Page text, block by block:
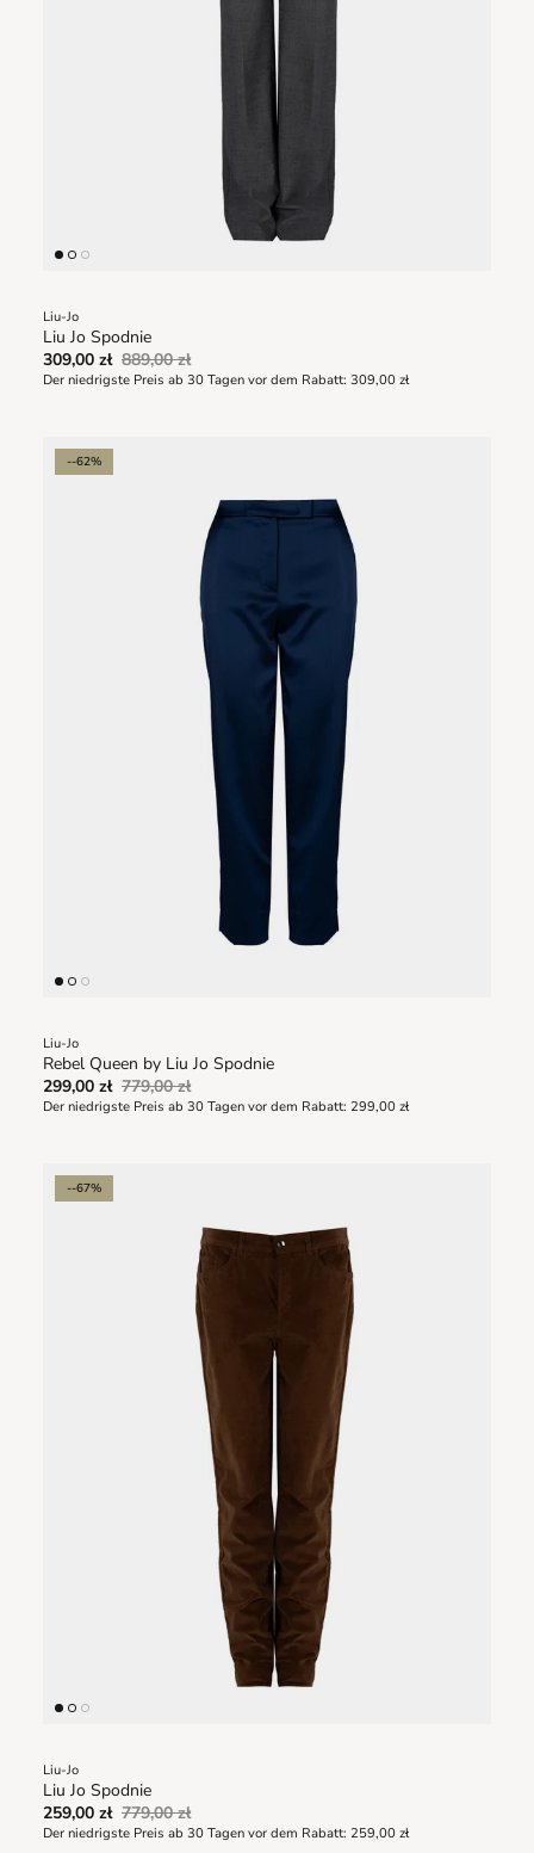
Liu-Jo
Liu Jo Spodnie
309,00 zł 889,00 zł
Der niedrigste Preis ab 30 Tagen vor dem Rabatt: 309,00 zł
--62%
Liu-Jo
Rebel Queen by Liu Jo Spodnie
299,00 zł 779,00 zł
Der niedrigste Preis ab 30 Tagen vor dem Rabatt: 299,00 zł
--67%
Liu-Jo
Liu Jo Spodnie
259,00 zł 779,00 zł
Der niedrigste Preis ab 30 Tagen vor dem Rabatt: 259,00 zł